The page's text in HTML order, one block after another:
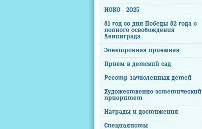
НОКО - 2025
81 год со дня Победы 82 года с
полного освобождения
Ленинграда
Электронная приемная
Прием в детский сад
Реестр зачисленных детей
Художественно-эстетический
приоритет
Награды и достижения
Специалисты